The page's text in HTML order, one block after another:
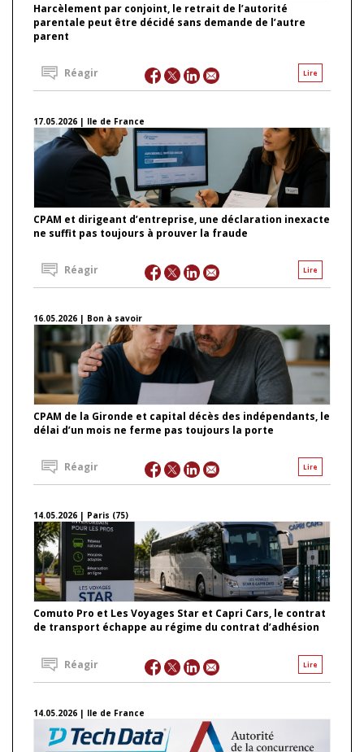
Harcèlement par conjoint, le retrait de l’autorité
parentale peut être décidé sans demande de l’autre
parent
Lire
Réagir
17.05.2026 | Ile de France
CPAM et dirigeant d’entreprise, une déclaration inexacte
ne suffit pas toujours à prouver la fraude
Lire
Réagir
16.05.2026 | Bon à savoir
CPAM de la Gironde et capital décès des indépendants, le
délai d’un mois ne ferme pas toujours la porte
Lire
Réagir
14.05.2026 | Paris (75)
Comuto Pro et Les Voyages Star et Capri Cars, le contrat
de transport échappe au régime du contrat d’adhésion
Lire
Réagir
14.05.2026 | Ile de France